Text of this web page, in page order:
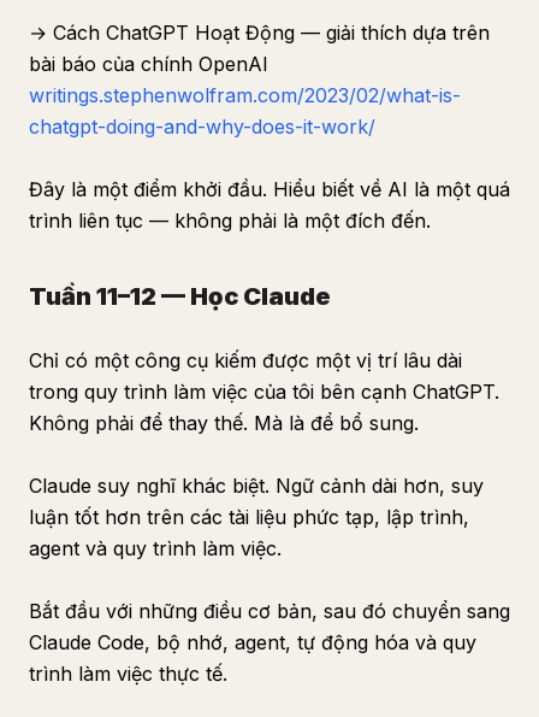
→ Cách ChatGPT Hoạt Động — giải thích dựa trên
bài báo của chính OpenAI
writings.stephenwolfram.com/2023/02/what-is-
chatgpt-doing-and-why-does-it-work/
Đây là một điểm khởi đầu. Hiểu biết về AI là một quá
trình liên tục — không phải là một đích đến.
Tuần 11–12 — Học Claude
Chỉ có một công cụ kiếm được một vị trí lâu dài
trong quy trình làm việc của tôi bên cạnh ChatGPT.
Không phải để thay thế. Mà là để bổ sung.
Claude suy nghĩ khác biệt. Ngữ cảnh dài hơn, suy
luận tốt hơn trên các tài liệu phức tạp, lập trình,
agent và quy trình làm việc.
Bắt đầu với những điều cơ bản, sau đó chuyển sang
Claude Code, bộ nhớ, agent, tự động hóa và quy
trình làm việc thực tế.